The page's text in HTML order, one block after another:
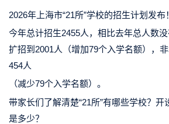
2026年上海市“21所”学校的招生计划发布！
今年总计招生2455人，相比去年总人数
扩招到2001人（增加79个入学名额），
454人
（减少79个入学名额）。
带家长们了解清楚“21所”有哪些学校？
是多少？